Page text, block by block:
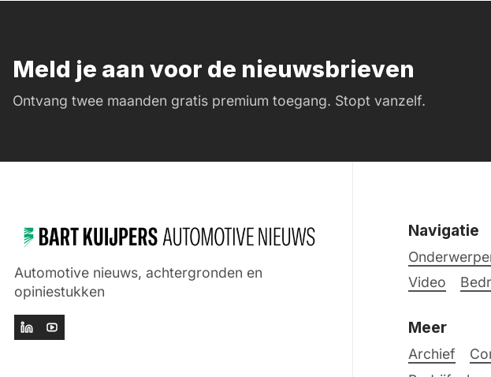
Meld je aan voor de nieuwsbrieven
Ontvang twee maanden gratis premium toegang. Stopt vanzelf.
Automotive nieuws, achtergronden en
opiniestukken
Navigatie
Video
Meer
Archief